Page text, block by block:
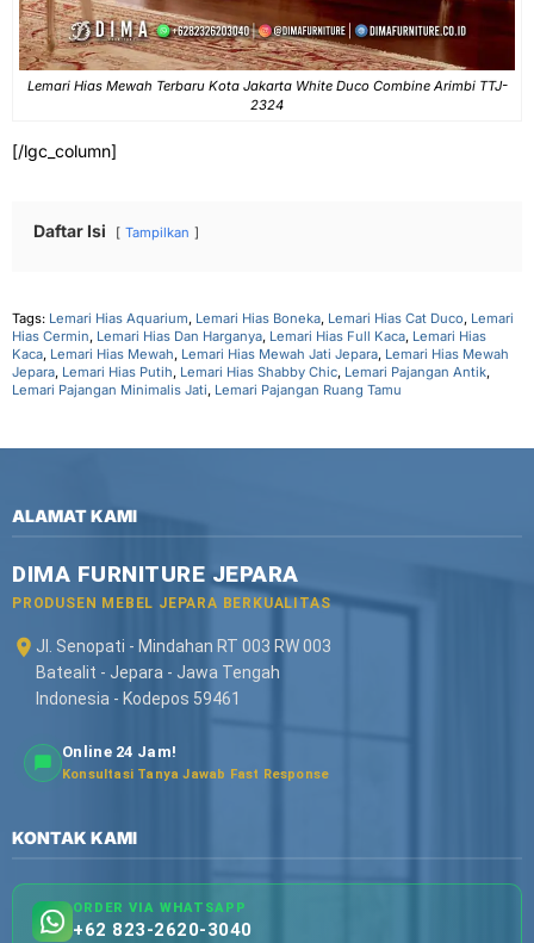
Lemari Hias Mewah Terbaru Kota Jakarta White Duco Combine Arimbi TTJ-
2324
[/lgc_column]
Daftar Isi Tampilkan
Tags: Lemari Hias Aquarium, Lemari Hias Boneka, Lemari Hias Cat Duco, Lemari
Hias Cermin, Lemari Hias Dan Harganya, Lemari Hias Full Kaca, Lemari Hias
Kaca, Lemari Hias Mewah, Lemari Hias Mewah Jati Jepara, Lemari Hias Mewah
Jepara, Lemari Hias Putih, Lemari Hias Shabby Chic, Lemari Pajangan Antik,
Lemari Pajangan Minimalis Jati, Lemari Pajangan Ruang Tamu
ALAMAT KAMI
DIMA FURNITURE JEPARA
PRODUSEN MEBEL JEPARA BERKUALITAS
Jl. Senopati - Mindahan RT 003 RW 003
Batealit - Jepara - Jawa Tengah
Indonesia - Kodepos 59461
Online 24 Jam!
Konsultasi Tanya Jawab Fast Response
KONTAK KAMI
ORDER VIA WHATSAPP
+62 823-2620-3040